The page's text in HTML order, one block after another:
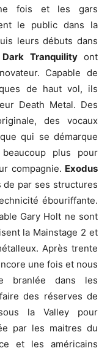
fois et les gars
le public dans la
leurs débuts dans
Dark Tranquilityont
Capable de
de haut vol, ils
Death Metal. Des
des vocaux
qui se démarque
plus pour
compagnie. Exodus
par ses structures
ébouriffante.
Gary Holt ne sont
la Mainstage 2 et
Après trente
une fois et nous
branlée dans les
des réserves de
la Valley pour
par les maitres du
et les américains